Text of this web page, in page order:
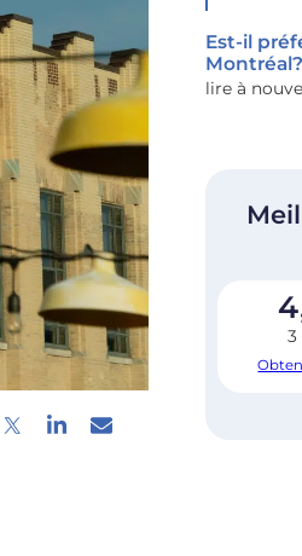
Est-il
Montréal?
lire à
3